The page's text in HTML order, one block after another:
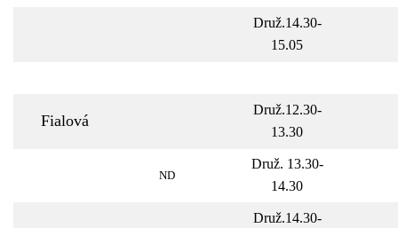
Druž.14.30-
15.05
Fialová
Druž.12.30-
13.30
ND
Druž. 13.30-
14.30
Druž.14.30-